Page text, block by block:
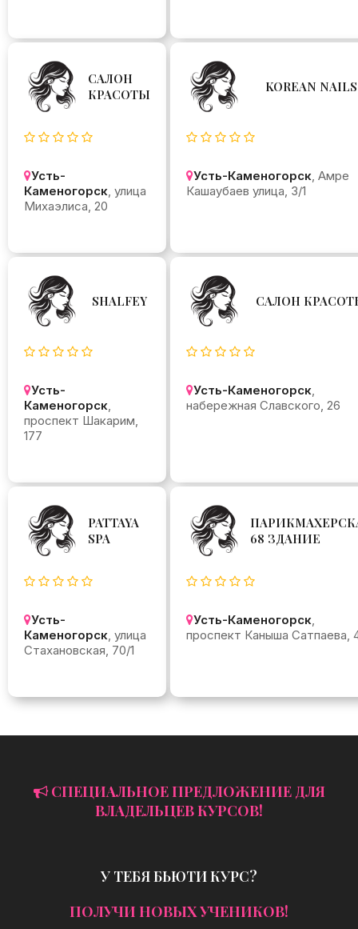
САЛОН
КРАСОТЫ
Усть-
Каменогорск, улица
Михаэлиса, 20
KOREAN NAILS
Усть-Каменогорск, Амре
Кашаубаев улица, 3/1
SHALFEY
Усть-
Каменогорск,
проспект Шакарим,
177
САЛОН
Усть-Каменогорск,
набережная Славского, 26
PATTAYA
SPA
Усть-
Каменогорск, улица
Стахановская, 70/1
68 ЗДАНИЕ
Усть-Каменогорск,
проспект Каныша Сатпаева,
СПЕЦИАЛЬНОЕ ПРЕДЛОЖЕНИЕ ДЛЯ
ВЛАДЕЛЬЦЕВ КУРСОВ!
У ТЕБЯ БЬЮТИ КУРС?
ПОЛУЧИ НОВЫХ УЧЕНИКОВ!